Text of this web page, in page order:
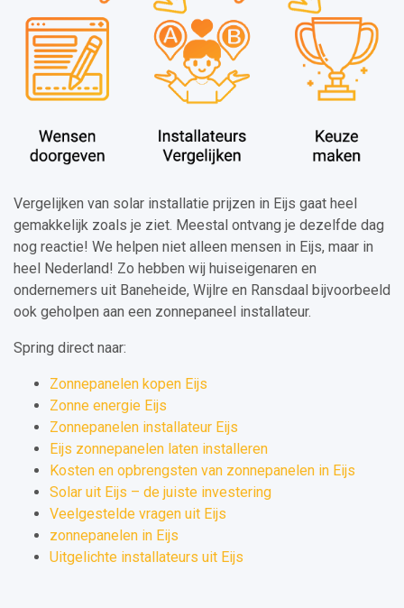
Vergelijken van solar installatie prijzen in Eijs gaat heel
gemakkelijk zoals je ziet. Meestal ontvang je dezelfde dag
nog reactie! We helpen niet alleen mensen in Eijs, maar in
heel Nederland! Zo hebben wij huiseigenaren en
ondernemers uit Baneheide, Wijlre en Ransdaal bijvoorbeeld
ook geholpen aan een zonnepaneel installateur.
Spring direct naar:
Zonnepanelen kopen Eijs
Zonne energie Eijs
Zonnepanelen installateur Eijs
Eijs zonnepanelen laten installeren
Kosten en opbrengsten van zonnepanelen in Eijs
Solar uit Eijs – de juiste investering
Veelgestelde vragen uit Eijs
zonnepanelen in Eijs
Uitgelichte installateurs uit Eijs